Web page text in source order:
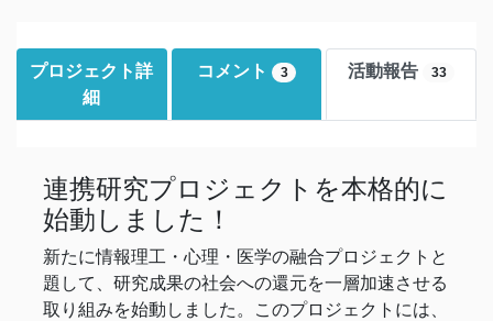
プロジェクト詳
細
コメント 3 活動報告 33
連携研究プロジェクトを本格的に
始動しました！
新たに情報理工・心理・医学の融合プロジェクトと
題して、研究成果の社会への還元を一層加速させる
取り組みを始動しました。このプロジェクトには、